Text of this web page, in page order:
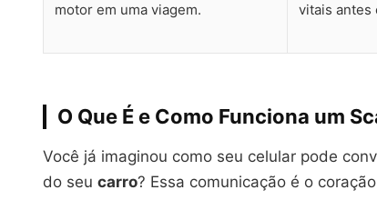
motor em uma viagem.
vitais antes
O Que É e Como Funciona um
Você já imaginou como seu celular pode
do seu carro? Essa comunicação é o